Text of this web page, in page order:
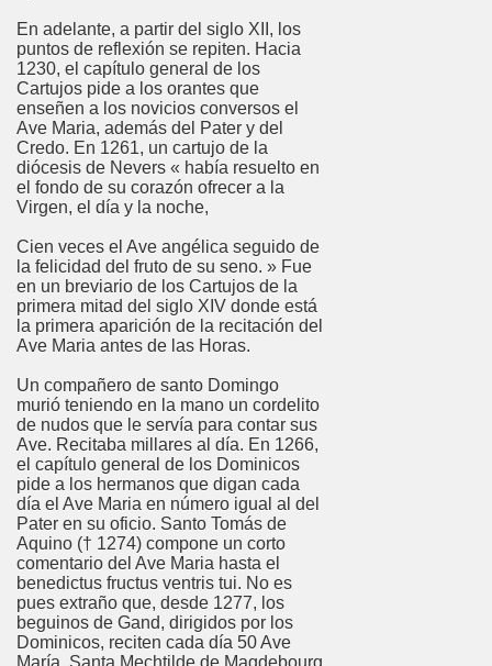
En adelante, a partir del siglo XII, los
puntos de reflexión se repiten. Hacia
1230, el capítulo general de los
Cartujos pide a los orantes que
enseñen a los novicios conversos el
Ave Maria, además del Pater y del
Credo. En 1261, un cartujo de la
diócesis de Nevers « había resuelto en
el fondo de su corazón ofrecer a la
Virgen, el día y la noche,
Cien veces el Ave angélica seguido de
la felicidad del fruto de su seno. » Fue
en un breviario de los Cartujos de la
primera mitad del siglo XIV donde está
la primera aparición de la recitación del
Ave Maria antes de las Horas.
Un compañero de santo Domingo
murió teniendo en la mano un cordelito
de nudos que le servía para contar sus
Ave. Recitaba millares al día. En 1266,
el capítulo general de los Dominicos
pide a los hermanos que digan cada
día el Ave Maria en número igual al del
Pater en su oficio. Santo Tomás de
Aquino († 1274) compone un corto
comentario del Ave Maria hasta el
benedictus fructus ventris tui. No es
pues extraño que, desde 1277, los
beguinos de Gand, dirigidos por los
Dominicos, reciten cada día 50 Ave
María. Santa Mechtilde de Magdebourg